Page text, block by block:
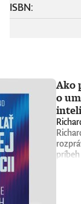
ISBN:
Ako
o